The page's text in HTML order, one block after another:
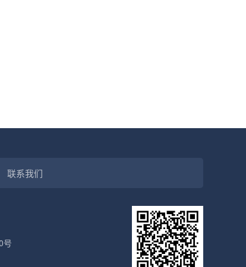
联系我们
号